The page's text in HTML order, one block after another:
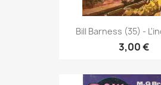
Bill Barness (35) -
3,00 €